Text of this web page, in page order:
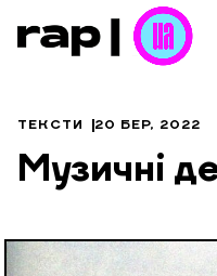
ТЕКСТИ 20 БЕР, 2022
Музичні